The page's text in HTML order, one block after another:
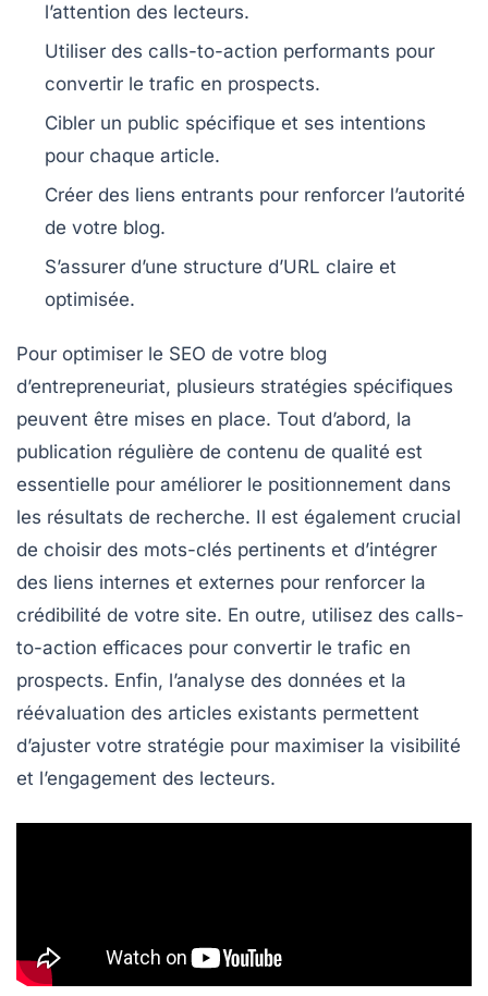
l’attention des lecteurs.
Utiliser des calls-to-action performants pour
convertir le trafic en prospects.
Cibler un public spécifique et ses intentions
pour chaque article.
Créer des liens entrants pour renforcer l’autorité
de votre blog.
S’assurer d’une structure d’URL claire et
optimisée.
Pour optimiser le SEO de votre blog
d’entrepreneuriat, plusieurs stratégies spécifiques
peuvent être mises en place. Tout d’abord, la
publication régulière de contenu de qualité est
essentielle pour améliorer le positionnement dans
les résultats de recherche. Il est également crucial
de choisir des mots-clés pertinents et d’intégrer
des liens internes et externes pour renforcer la
crédibilité de votre site. En outre, utilisez des calls-
to-action efficaces pour convertir le trafic en
prospects. Enfin, l’analyse des données et la
réévaluation des articles existants permettent
d’ajuster votre stratégie pour maximiser la visibilité
et l’engagement des lecteurs.